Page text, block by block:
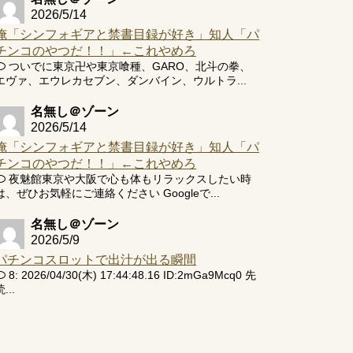
2026/5/14
「シンフォギアと禁書目録が好き」知人「パ
ンコのやつだ！！」←これやめろ
ついでに東京卍や東京喰種、GARO、北斗の拳、
ヴァ、エウレカセブン、ダンバイン、ウルトラ...
名無し＠ゾーン
2026/5/14
「シンフォギアと禁書目録が好き」知人「パ
ンコのやつだ！！」←これやめろ
夜魅館東京や大阪で心も体もリラックスしたい時
、ぜひお気軽にご連絡ください Googleで...
名無し＠ゾーン
2026/5/9
チンコスロットで出汁が出る瞬間
8: 2026/04/30(木) 17:44:48.16 ID:2mGa9Mcq0 先
...